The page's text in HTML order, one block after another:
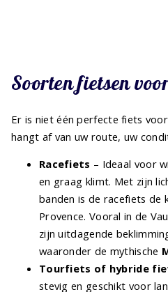
Soorten fietsen
Er is niet één perfecte fiets
hangt af van uw route, uw
Racefiets – Ideaal voor
en graag klimt. Met zijn
banden is de racefiets de
Provence. Vooral in de
zijn uitdagende
waaronder de mythische
Tourfiets of hybride
stevig en geschikt voor